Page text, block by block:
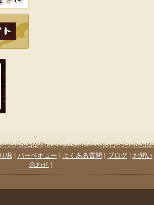
堀 バーベキュー よくある質問 ブログ| お問い
合わせ